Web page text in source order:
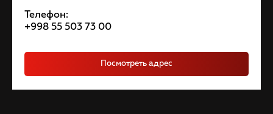
Телефон:
+998 55 503 73 00
Посмотреть адрес